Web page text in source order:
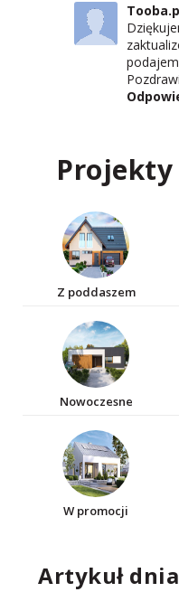
Z poddaszem
Nowoczesne
W promocji
Artykuł dnia